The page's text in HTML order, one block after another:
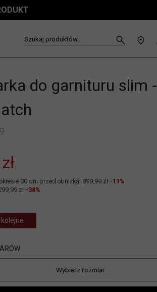
Szukaj produktów...
do garnituru slim -
30 dni przed obniżką: 899,99 zł -11%
zł -38%
Wybierz rozmiar